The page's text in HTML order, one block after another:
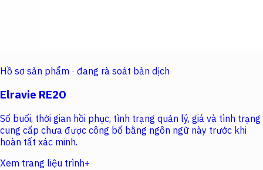
Hồ sơ sản phẩm · đang rà soát bản dịch
Elravie RE2O
Số buổi, thời gian hồi phục, tình trạng quản lý, giá và tình trạng
cung cấp chưa được công bố bằng ngôn ngữ này trước khi
hoàn tất xác minh.
Xem trang liệu trình+